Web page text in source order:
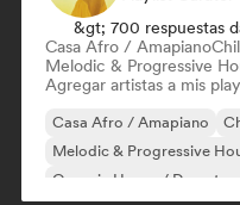
&gt; 700 respuestas
Casa Afro / Amapiano
Melodic & Progressive
Agregar artistas a mis
Casa Afro / Amapiano
Melodic & Progressive
Organic House /